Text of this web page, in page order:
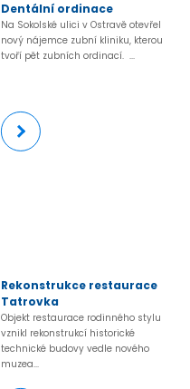
Dentální ordinace
Na Sokolské ulici v Ostravě otevřel
nový nájemce zubní kliniku, kterou
tvoří pět zubních ordinací. ...
Rekonstrukce restaurace
Tatrovka
Objekt restaurace rodinného stylu
vznikl rekonstrukcí historické
technické budovy vedle nového
muzea...